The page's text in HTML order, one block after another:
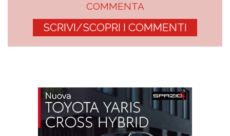
COMMENTA
SCRIVI/SCOPRI I COMMENTI